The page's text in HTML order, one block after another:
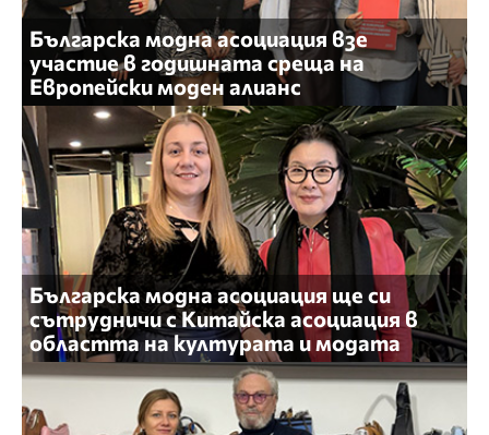
Българска модна асоциация взе
участие в годишната среща на
Европейски моден алианс
Българска модна асоциация ще си
сътрудничи с Китайска асоциация в
областта на културата и модата